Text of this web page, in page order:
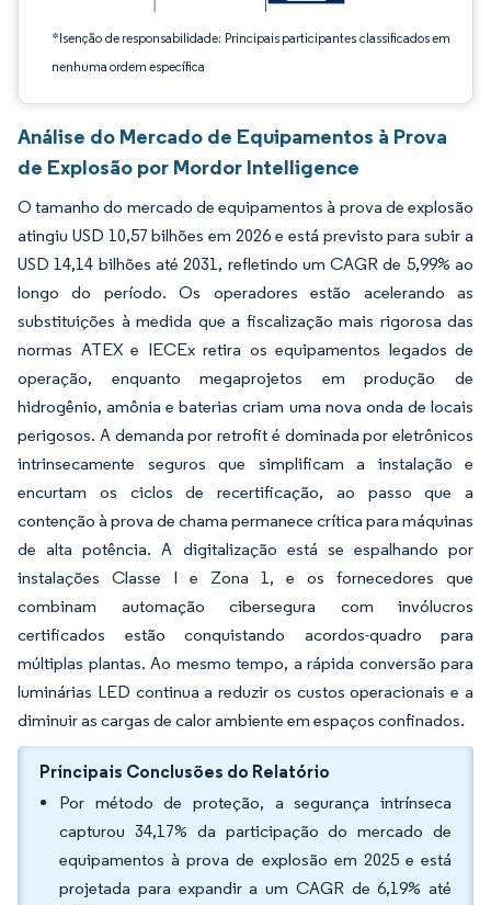
*Isenção de responsabilidade: Principais participantes classificados em
nenhuma ordem específica
Análise do Mercado de Equipamentos à Prova
de Explosão por Mordor Intelligence
O tamanho do mercado de equipamentos à prova de explosão
atingiu USD 10,57 bilhões em 2026 e está previsto para subir a
USD 14,14 bilhões até 2031, refletindo um CAGR de 5,99% ao
longo do período. Os operadores estão acelerando as
substituições à medida que a fiscalização mais rigorosa das
normas ATEX e IECEx retira os equipamentos legados de
operação, enquanto megaprojetos em produção de
hidrogênio, amônia e baterias criam uma nova onda de locais
perigosos. A demanda por retrofit é dominada por eletrônicos
intrinsecamente seguros que simplificam a instalação e
encurtam os ciclos de recertificação, ao passo que a
contenção à prova de chama permanece crítica para máquinas
de alta potência. A digitalização está se espalhando por
instalações Classe I e Zona 1, e os fornecedores que
combinam automação cibersegura com invólucros
certificados estão conquistando acordos-quadro para
múltiplas plantas. Ao mesmo tempo, a rápida conversão para
luminárias LED continua a reduzir os custos operacionais e a
diminuir as cargas de calor ambiente em espaços confinados.
Principais Conclusões do Relatório
Por método de proteção, a segurança intrínseca
capturou 34,17% da participação do mercado de
equipamentos à prova de explosão em 2025 e está
projetada para expandir a um CAGR de 6,19% até